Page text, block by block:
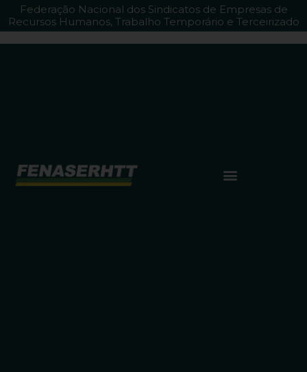
Federação Nacional dos Sindicatos de Empresas de
Recursos Humanos, Trabalho Temporário e Terceirizado